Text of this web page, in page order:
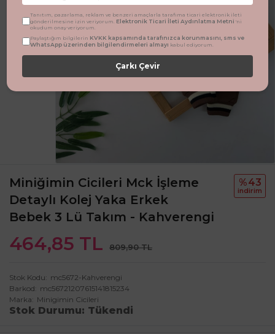
Miniğimin Cicileri Mck İşleme
Detaylı Kolej Yaka Erkek
Bebek 3 Lü Takım - Kahverengi
464,85 TL 809,90 TL
%43
i̇ndi̇ri̇m
Stok Kodu
mc5672-Kahverengi
Barkod
mc56721207615141815234
Marka
Minigimin Cicileri
Stok Durumu Tükendi
Tanıtım, pazarlama, reklam ve benzeri amaçlarla tarafıma ticari elektronik ileti
gönderilmesine izin veriyorum. Elektronik Ticari İleti Aydınlatma Metni 'ni
okudum onay veriyorum.
Paylaştığım bilgilerin KVKK kapsamında tarafınızca korunmasını, sms ve
WhatsApp üzerinden bilgilendirmeleri almayı kabul ediyorum.
Çarkı Çevir